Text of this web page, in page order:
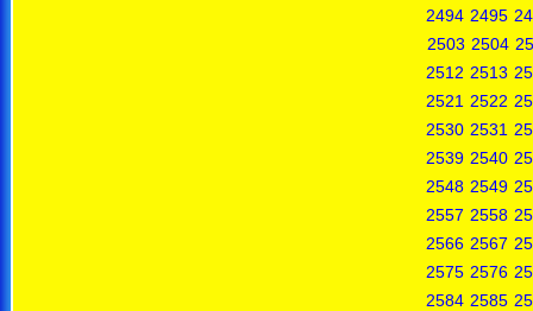
2494 2495
2503 2504
2512 2513
2521 2522
2530 2531
2539 2540
2548 2549
2557 2558
2566 2567
2575 2576
2584 2585